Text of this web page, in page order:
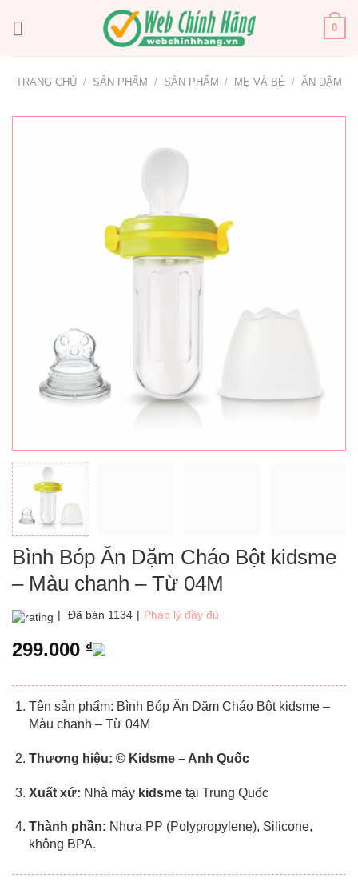
qua
0
TRANG CHỦ / SẢN PHẨM / SẢN PHẨM / MẸ VÀ BÉ / ĂN DẶM
Bình Bóp Ăn Dặm Cháo Bột kidsme
– Màu chanh – Từ 04M
| Đã bán 1134 | Pháp lý đầy đủ
299.000 ₫
Tên sản phẩm: Bình Bóp Ăn Dặm Cháo Bột kidsme –
Màu chanh – Từ 04M
Thương hiệu: © Kidsme – Anh Quốc
Xuất xứ: Nhà máy kidsmetại Trung Quốc
Thành phần: Nhựa PP (Polypropylene), Silicone,
không BPA.